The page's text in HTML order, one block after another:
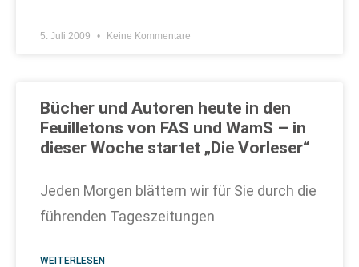
5. Juli 2009 Keine Kommentare
Bücher und Autoren heute in den
Feuilletons von FAS und WamS – in
dieser Woche startet „Die Vorleser“
Jeden Morgen blättern wir für Sie durch die
führenden Tageszeitungen
WEITERLESEN